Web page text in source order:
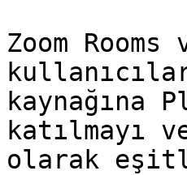
Zoom
kaynağına
katılmayı
olarak